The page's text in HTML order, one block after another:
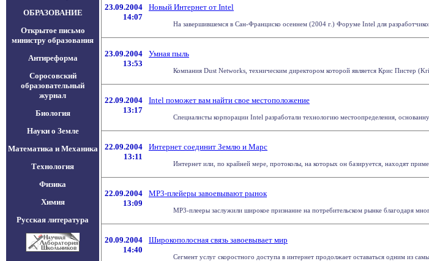
ОБРАЗОВАНИЕ
Открытое письмо
министру образования
Антиреформа
Соросовский
образовательный
журнал
Биология
Науки о Земле
Математика и Механика
Технология
Физика
Химия
Русская литература
23.09.2004
14:07
Новый Интернет от Intel
На завершившемся в Сан-Франциско осеннем (2004 г.) Форуме Intel для
23.09.2004
13:53
Умная пыль
Компания Dust Networks, техническим директором которой является Крис Пистер
22.09.2004
13:17
Intel поможет вам найти свое местоположение
Специалисты корпорации Intel разработали технологию местоопределения,
22.09.2004
13:11
Интернет соединит Землю и Марс
Интернет или, по крайней мере, протоколы, на которых он базируется, находят
22.09.2004
13:09
MP3-плейеры завоевывают рынок
MP3-плееры заслужили широкое признание на потребительском рынке благодаря
20.09.2004
14:40
Широкополосная связь завоевывает мир
Сегмент услуг скоростного доступа в интернет продолжает оставаться одним из